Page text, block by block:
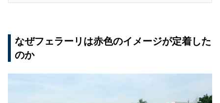
カラーから見えるフェラーリのブランド戦略と最
新トレンド
なぜフェラーリは赤色のイメージが定着した
のか